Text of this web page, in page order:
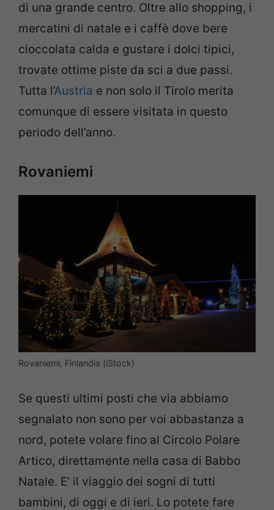
di una grande centro. Oltre allo shopping, i
mercatini di natale e i caffè dove bere
cioccolata calda e gustare i dolci tipici,
trovate ottime piste da sci a due passi.
Tutta l’Austria e non solo il Tirolo merita
comunque di essere visitata in questo
periodo dell’anno.
Rovaniemi
Rovaniemi, Finlandia (iStock)
Se questi ultimi posti che via abbiamo
segnalato non sono per voi abbastanza a
nord, potete volare fino al Circolo Polare
Artico, direttamente nella casa di Babbo
Natale. E’ il viaggio dei sogni di tutti
bambini, di oggi e di ieri. Lo potete fare